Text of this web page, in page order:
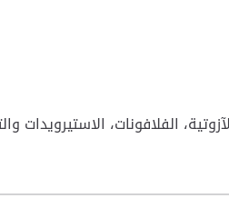
الفلافونات، الاستيرويدات